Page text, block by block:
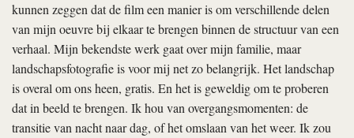
kunnen zeggen dat de film een manier is om verschillende delen
van mijn oeuvre bij elkaar te brengen binnen de structuur van een
verhaal. Mijn bekendste werk gaat over mijn familie, maar
landschapsfotografie is voor mij net zo belangrijk. Het landschap
is overal om ons heen, gratis. En het is geweldig om te proberen
dat in beeld te brengen. Ik hou van overgangsmomenten: de
transitie van nacht naar dag, of het omslaan van het weer. Ik zou